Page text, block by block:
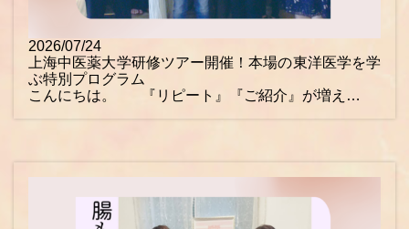
2026/07/24
上海中医薬大学研修ツアー開催！本場の東洋医学を学
ぶ特別プログラム
こんにちは。 『リピート』『ご紹介』が増え…